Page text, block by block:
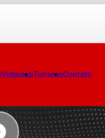
VideolabTurismoContatti